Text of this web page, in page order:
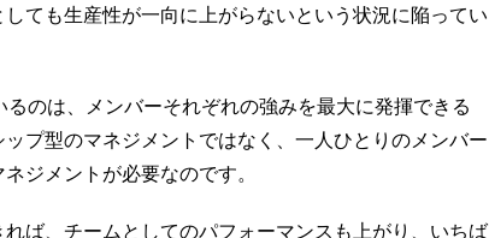
ても生産性が一向に上がらないという状況に陥ってい
のは、メンバーそれぞれの強みを最大に発揮できる
プ型のマネジメントではなく、一人ひとりのメンバー
ジメントが必要なのです。
ば、チームとしてのパフォーマンスも上がり、いちば